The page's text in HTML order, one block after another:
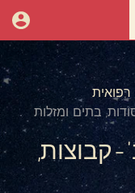
רפואית
בתים ומזלות
קבוצות,